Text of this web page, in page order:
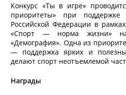
Конкурс «Ты в игре»
приоритеты» при поддержке
Российской Федерации в
«Спорт — норма жизни»
«Демография». Одна из
— поддержка ярких и
делают спорт неотъемлемой
Награды